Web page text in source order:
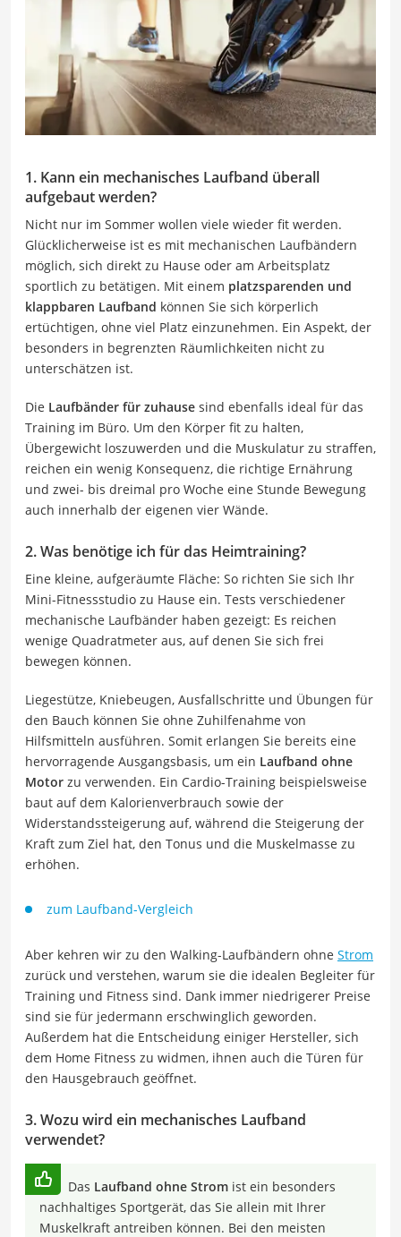
1. Kann ein mechanisches Laufband überall
aufgebaut werden?
Nicht nur im Sommer wollen viele wieder fit werden.
Glücklicherweise ist es mit mechanischen Laufbändern
möglich, sich direkt zu Hause oder am Arbeitsplatz
sportlich zu betätigen. Mit einem platzsparenden und
klappbaren Laufband können Sie sich körperlich
ertüchtigen, ohne viel Platz einzunehmen. Ein Aspekt, der
besonders in begrenzten Räumlichkeiten nicht zu
unterschätzen ist.
Die Laufbänder für zuhause sind ebenfalls ideal für das
Training im Büro. Um den Körper fit zu halten,
Übergewicht loszuwerden und die Muskulatur zu straffen,
reichen ein wenig Konsequenz, die richtige Ernährung
und zwei- bis dreimal pro Woche eine Stunde Bewegung
auch innerhalb der eigenen vier Wände.
2. Was benötige ich für das Heimtraining?
Eine kleine, aufgeräumte Fläche: So richten Sie sich Ihr
Mini-Fitnessstudio zu Hause ein. Tests verschiedener
mechanische Laufbänder haben gezeigt: Es reichen
wenige Quadratmeter aus, auf denen Sie sich frei
bewegen können.
Liegestütze, Kniebeugen, Ausfallschritte und Übungen für
den Bauch können Sie ohne Zuhilfenahme von
Hilfsmitteln ausführen. Somit erlangen Sie bereits eine
hervorragende Ausgangsbasis, um ein Laufband ohne
Motor zu verwenden. Ein Cardio-Training beispielsweise
baut auf dem Kalorienverbrauch sowie der
Widerstandssteigerung auf, während die Steigerung der
Kraft zum Ziel hat, den Tonus und die Muskelmasse zu
erhöhen.
zum Laufband-Vergleich
Aber kehren wir zu den Walking-Laufbändern ohne Strom
zurück und verstehen, warum sie die idealen Begleiter für
Training und Fitness sind. Dank immer niedrigerer Preise
sind sie für jedermann erschwinglich geworden.
Außerdem hat die Entscheidung einiger Hersteller, sich
dem Home Fitness zu widmen, ihnen auch die Türen für
den Hausgebrauch geöffnet.
3. Wozu wird ein mechanisches Laufband
verwendet?
Das Laufband ohne Strom ist ein besonders
nachhaltiges Sportgerät, das Sie allein mit Ihrer
Muskelkraft antreiben können. Bei den meisten